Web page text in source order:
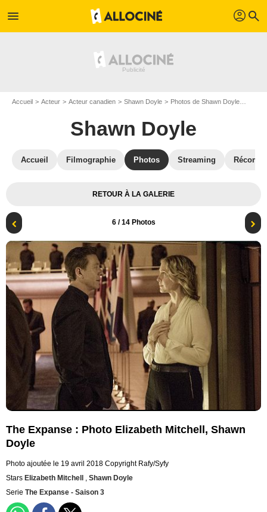
menu profil search
Accueil Acteur Acteur canadien Shawn Doyle Photos de Shawn Doyle
Shawn Doyle
Accueil Filmographie Photos Streaming
RETOUR À LA GALERIE
6/ 14 Photos
The Expanse : Photo Elizabeth Mitchell, Shawn
Doyle
Photo ajoutée le 19 avril 2018 Copyright Rafy/Syfy
Stars Elizabeth Mitchell , Shawn Doyle
Serie The Expanse - Saison 3